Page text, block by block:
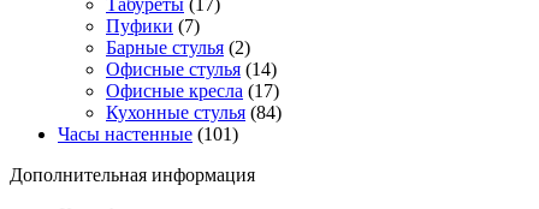
Табуреты (17)
Пуфики (7)
Барные стулья (2)
Офисные стулья (14)
Офисные кресла (17)
Кухонные стулья (84)
Часы настенные (101)
Дополнительная информация